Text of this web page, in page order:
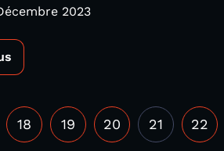
2023
18 19 20 21 22